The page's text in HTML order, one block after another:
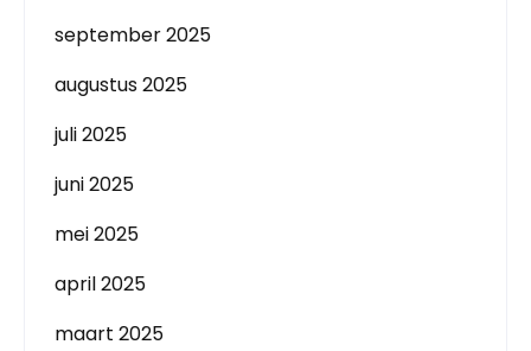
september 2025
augustus 2025
juli 2025
juni 2025
mei 2025
april 2025
maart 2025